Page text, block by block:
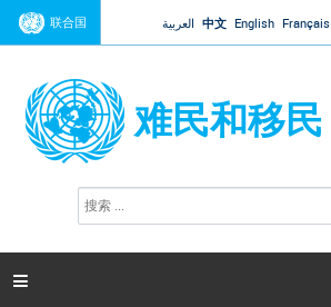
Jump to navigation
联合国 العربية 中文 English Français
难民和移民
搜
索
